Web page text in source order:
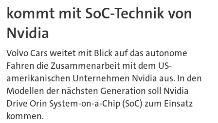
kommt mit SoC-Technik von
Nvidia
Volvo Cars weitet mit Blick auf das autonome
Fahren die Zusammenarbeit mit dem US-
amerikanischen Unternehmen Nvidia aus. In den
Modellen der nächsten Generation soll Nvidia
Drive Orin System-on-a-Chip (SoC) zum Einsatz
kommen.